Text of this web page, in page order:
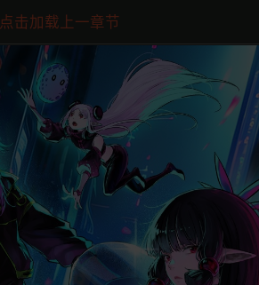
点击加载上一章节